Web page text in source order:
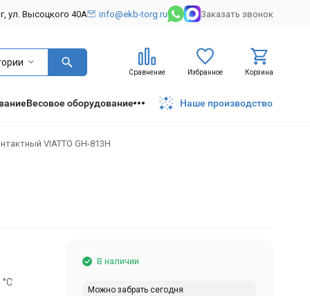
ул. Высоцкого 40А info@ekb-torg.ru Заказать звонок
Сравнение Избранное Корзина
Весовое оборудование Наше производство
VIATTO GH-813H
°С
В наличии
Можно забрать сегодня